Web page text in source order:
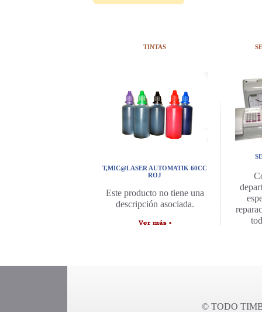
TINTAS
T,MIC@LASER AUTOMATIK 60CC
ROJ
Este producto no tiene una
descripción asociada.
© TODO